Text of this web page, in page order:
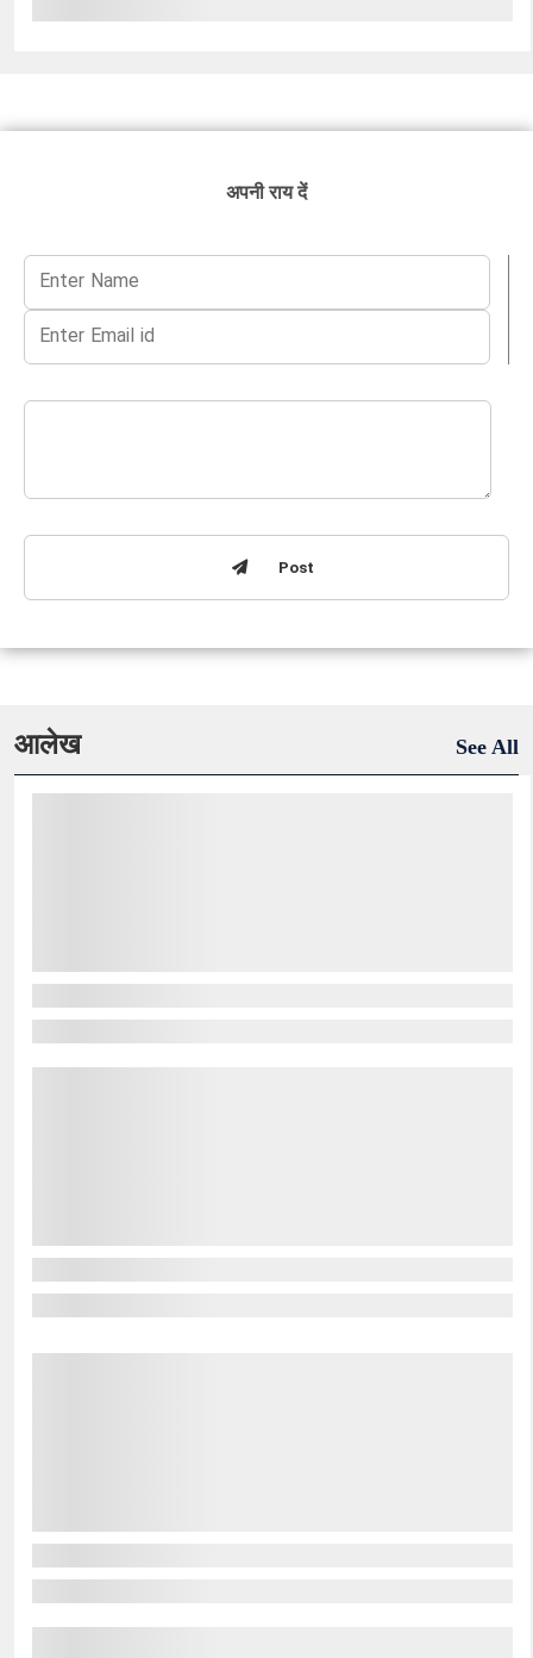
अपनी राय दें
Post
आलेख See All